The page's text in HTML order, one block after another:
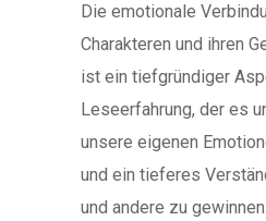
Die emotionale
Charakteren und ihren
ist ein tiefgründiger
Leseerfahrung, der es
unsere eigenen
und ein tieferes
und andere zu